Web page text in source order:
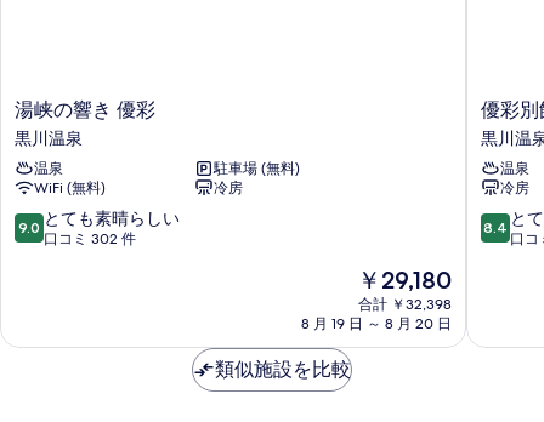
湯
峡
の
響
き
優
彩
湯峡の響き 優彩
黒川温泉
温泉
駐車場 (無料)
WiFi (無料)
冷房
10
段
て
9.0 とても素晴らしい
口コミ 302 件
現
在
の
￥29,180
合計 ￥32,398
8 月 19 日 ～ 8 月 20 日
優
彩
別
館
黒
川
温
優彩別
黒川温
温泉
冷房
10
段
て
8.4 と
口コ
類似施設を比較